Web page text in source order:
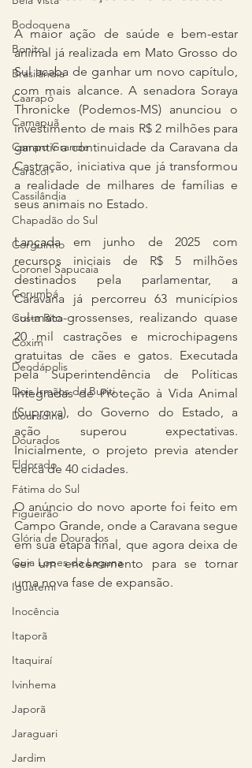
Bodoquena
Bonito
Brasilândia
Caarapó
Camapuã
Campo Grande
Caracol
Cassilândia
Chapadão do Sul
Corguinho
Coronel Sapucaia
Corumbá
Costa Rica
Coxim
Deodápolis
Dois Irmãos de Buriti
Douradina
Dourados
Eldorado
Fátima do Sul
Figueirão
Glória de Dourados
Guia Lopes da Laguna
Iguatemi
Inocência
Itaporã
Itaquiraí
Ivinhema
Japorã
Jaraguari
Jardim
A maior ação de saúde e bem-estar
animal já realizada em Mato Grosso do
Sul acaba de ganhar um novo capítulo,
com mais alcance. A senadora Soraya
Thronicke (Podemos-MS) anunciou o
investimento de mais R$ 2 milhões para
garantir a continuidade da Caravana da
Castração, iniciativa que já transformou
a realidade de milhares de famílias e
seus animais no Estado.
Lançada em junho de 2025 com
recursos iniciais de R$ 5 milhões
destinados pela parlamentar, a
Caravana já percorreu 63 municípios
sul-mato-grossenses, realizando quase
20 mil castrações e microchipagens
gratuitas de cães e gatos. Executada
pela Superintendência de Políticas
Integradas de Proteção à Vida Animal
(Suprova), do Governo do Estado, a
ação superou expectativas.
Inicialmente, o projeto previa atender
cerca de 40 cidades.
O anúncio do novo aporte foi feito em
Campo Grande, onde a Caravana segue
em sua etapa final, que agora deixa de
ser um encerramento para se tornar
uma nova fase de expansão.